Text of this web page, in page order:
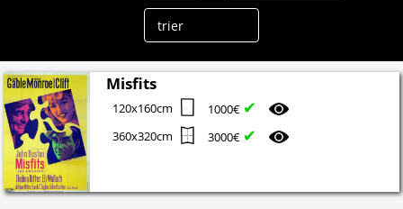
Misfits
120x160cm 1000€ ✔
360x320cm 3000€ ✔